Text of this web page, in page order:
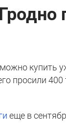
купить
просили
еще в